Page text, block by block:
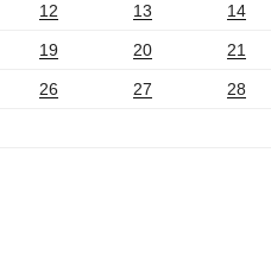
12 13 14
19 20 21
26 27 28